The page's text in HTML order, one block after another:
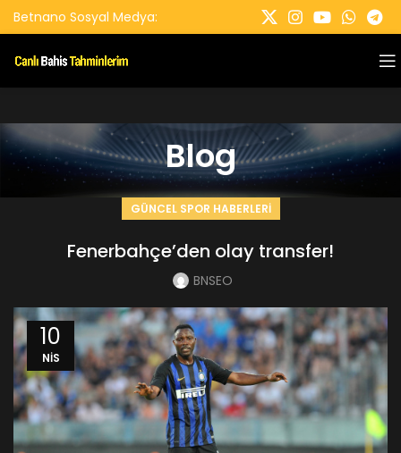
Betnano Sosyal Medya:
Blog
GÜNCEL SPOR HABERLERİ
Fenerbahçe’den olay transfer!
BNSEO
10
NIS